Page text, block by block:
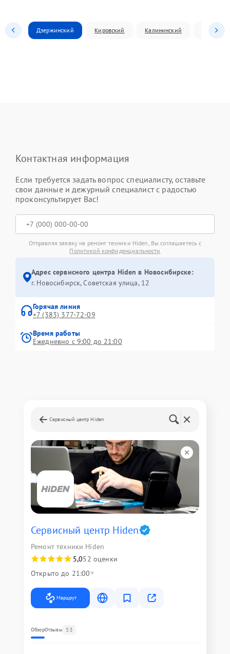
Дзержинский Кировский Калининский
Контактная информация
Если требуется задать вопрос специалисту, оставьте
свои данные и дежурный специалист с радостью
проконсультирует Вас!
Отправляя заявку на ремонт техники Hiden, Вы соглашаетесь с
Политикой конфиденциальности
Адрес сервисного центра Hiden в Новосибирске:
г. Новосибирск, Советская улица, 12
Горячая линия
+7 (383) 377-72-09
Время работы
Ежедневно с 9:00 до 21:00
Сервисный центр Hiden
Сервисный центр Hiden
Ремонт техники Hiden
5,052 оценки
Открыто до 21:00
Маршрут
ОбзорОтзывы 53